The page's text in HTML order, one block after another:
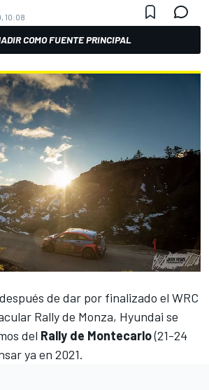
10:08
COMO FUENTE PRINCIPAL
de dar por finalizado el WRC
Rally de Monza, Hyundai se
del Rally de Montecarlo(21-24
ya en 2021.